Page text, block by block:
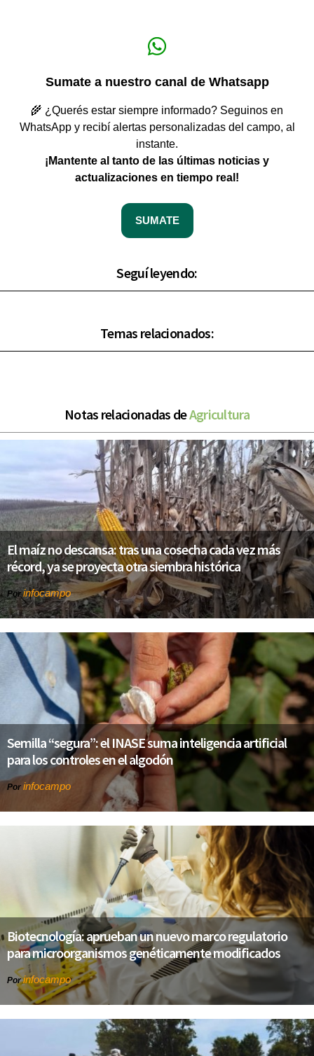
Sumate a nuestro canal de Whatsapp
🌾 ¿Querés estar siempre informado? Seguinos en
WhatsApp y recibí alertas personalizadas del campo, al
instante.
¡Mantente al tanto de las últimas noticias y
actualizaciones en tiempo real!
SUMATE
Seguí leyendo:
Temas relacionados:
Notas relacionadas deAgricultura
El maíz no descansa: tras una cosecha cada vez más
récord, ya se proyecta otra siembra histórica
Porinfocampo
Semilla “segura”: el INASE suma inteligencia artificial
para los controles en el algodón
Por infocampo
Biotecnología: aprueban un nuevo marco regulatorio
para microorganismos genéticamente modificados
Porinfocampo